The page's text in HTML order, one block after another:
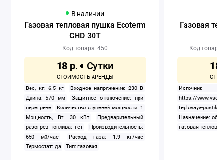
В наличии
Газовая тепловая пушка Ecoterm
GHD-30T
Код товара: 450
18 р.
Вес, кг: 6.5 кг
Входное напряжение: 230 В
Длина: 570 мм
Защитное отключение: при
перегреве
Количество ступеней мощности: 1
Мощность, Вт: 30 кВт
Предварительный
разогрев топлива: нет
Производительность:
650 м3/час
Расход газа: 1.9 кг/час
Термостат: да
Тип: газовая
Газовая
Код
https://
teplovaya-
Назначение:
газовая